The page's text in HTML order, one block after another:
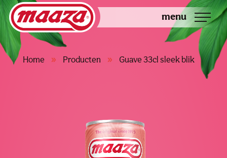
menu
Home » Producten » Guave 33cl sleek blik